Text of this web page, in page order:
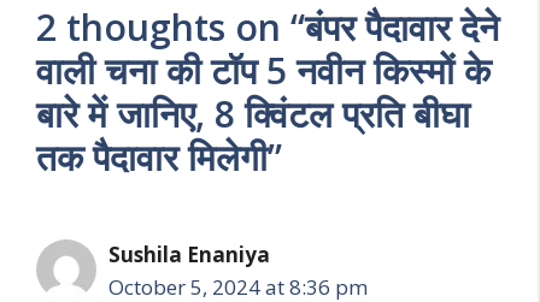
2 thoughts on “बंपर पैदावार देने
वाली चना की टॉप 5 नवीन किस्मों के
बारे में जानिए, 8 क्विंटल प्रति बीघा
तक पैदावार मिलेगी”
Sushila Enaniya
October 5, 2024 at 8:36 pm